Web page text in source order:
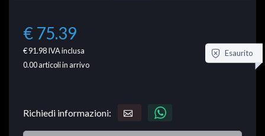
€ 75.39
€ 91.98IVA inclusa
0.00articoli in arrivo
Esaurito
Richiedi informazioni: